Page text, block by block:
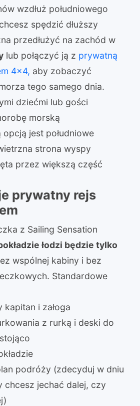
wzdłuż południowego
spędzić dłuższy
przedłużyć na zachód w
lub połączyć ją z prywatną
4×4, aby zobaczyć
tego samego dnia.
dziećmi lub gości
morską
jest południowe
strona wyspy
przez większą część
prywatny rejs
z Sailing Sensation
łodzi będzie tylko
wspólnej kabiny i bez
Standardowe
kapitan i załoga
z rurką i deski do
podróży (zdecyduj w dniu
chcesz jechać dalej, czy